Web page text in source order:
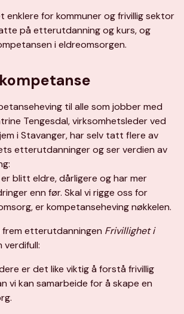
enklere for kommuner og frivillig sektor
på etterutdanning og kurs, og
i eldreomsorgen.
til alle som jobber med
Tengesdal, virksomhetsleder ved
i Stavanger, har selv tatt flere av
etterutdanninger og ser verdien av
blitt eldre, dårligere og har mer
enn før. Skal vi rigge oss for
er kompetanseheving nøkkelen.
frem etterutdanningen Frivillighet i
verdifull:
er det like viktig å forstå frivillig
vi kan samarbeide for å skape en